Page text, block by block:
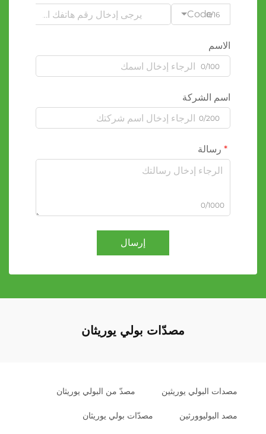
Code0/16
الاسم
0/100
اسم الشركة
0/200
رسالة
0/1000
إرسال
مصدّات بولي يوريثان
مصدات البولي يوريثين مصدّ من البولي يوريثان
مصد البوليوورثين مصدّات بولي يوريثان